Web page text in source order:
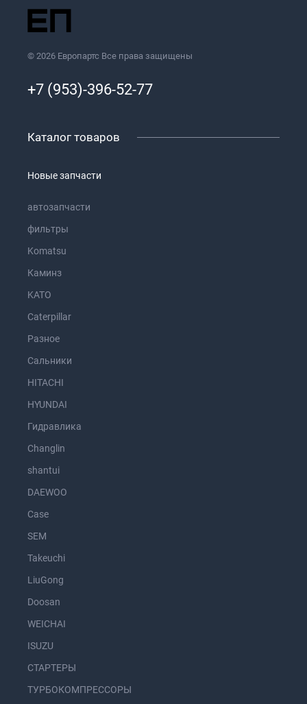
© 2026 Европартс Все права защищены
+7 (953)-396-52-77
Каталог товаров
Новые запчасти
автозапчасти
фильтры
Komatsu
Каминз
KATO
Caterpillar
Разное
Сальники
HITACHI
HYUNDAI
Гидравлика
Changlin
shantui
DAEWOO
Case
SEM
Takeuchi
LiuGong
Doosan
WEICHAI
ISUZU
СТАРТЕРЫ
ТУРБОКОМПРЕССОРЫ